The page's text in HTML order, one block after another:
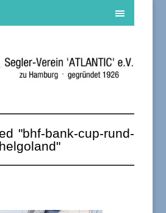
"bhf-bank-cup-rund-
helgoland"